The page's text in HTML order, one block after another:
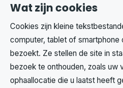
Wat zijn cookies
Cookies zijn kleine
computer, tablet of smartphone
bezoekt. Ze stellen de site in
bezoek te onthouden, zoals uw
ophaallocatie die u laatst heeft